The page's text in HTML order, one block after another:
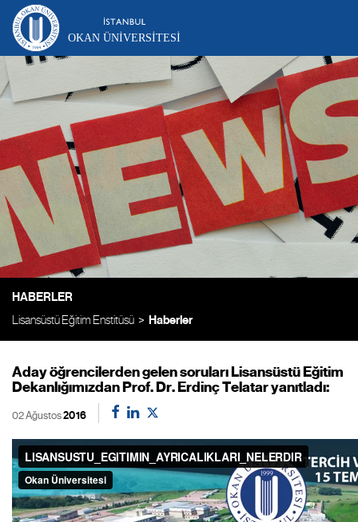
OKAN ÜNIVERSITESI
HABERLER
Lisansüstü Eğitim Enstitüsü Haberler
Aday öğrencilerden gelen soruları Lisansüstü Eğitim
Dekanlığımızdan Prof. Dr. Erdinç Telatar yanıtladı:
02 Ağustos2016